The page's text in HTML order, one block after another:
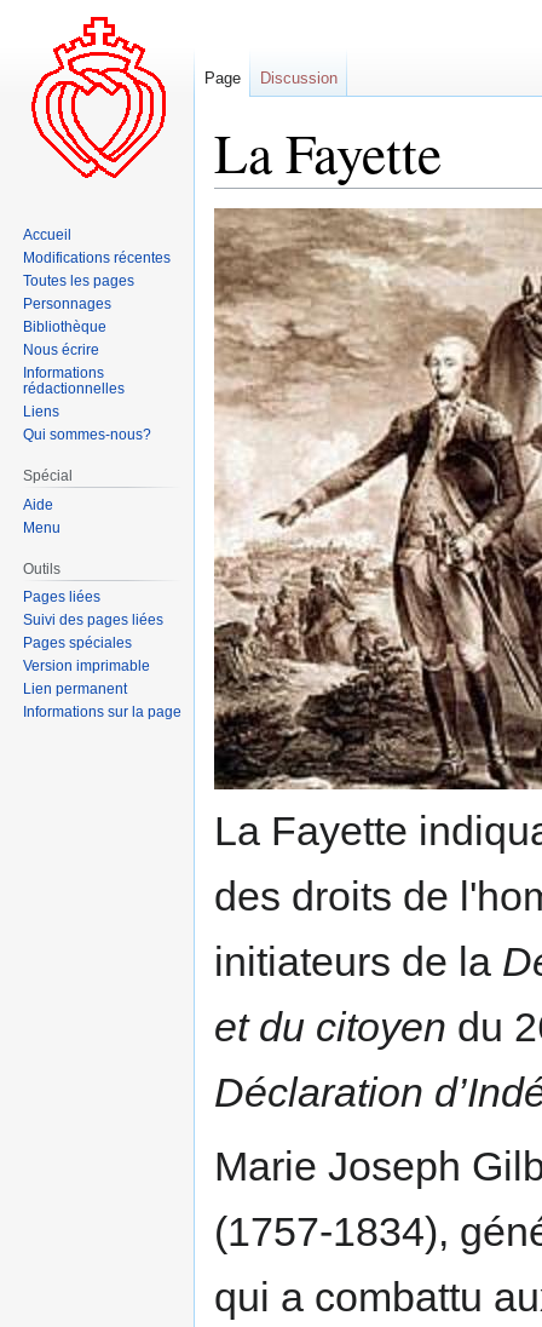
La Fayette
Aller
à
la
navigation
Aller
à
la
recherche
La Fayette
des droits de
initiateurs de la
et du citoyen du
Déclaration
Marie Joseph
(1757-1834),
qui a combattu
Page Discussion
Accueil
Modifications récentes
Toutes les pages
Personnages
Bibliothèque
Nous écrire
Informations
rédactionnelles
Liens
Qui sommes-nous?
Spécial
Aide
Menu
Outils
Pages liées
Suivi des pages liées
Pages spéciales
Version imprimable
Lien permanent
Informations sur la page